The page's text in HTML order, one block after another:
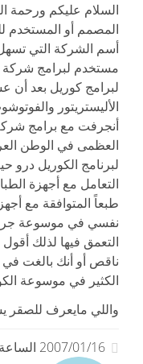
السلام عليكم ورحمة
المصمم أو المستخدم
أسم الشركة التي
مستخدم لبرامج شركة
لبرامج كوريل بعد أن
الأليستريتور
أنجرفت مع برامج
العظمى في الوطن
لبرنامج الكوريل درو
التعامل مع أجهزة
نفسي في موسوعة
التعمق فيها لذلك أقول
ناقص أو أنك بالغت
الكثير في موسوعة
واللي مايعرف للصقر
2007/01/16 الساعة 01:33